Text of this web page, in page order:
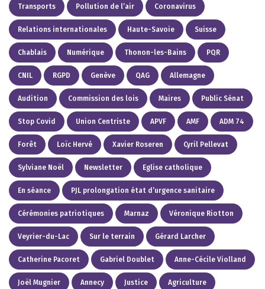
Transports Pollution de l’air Coronavirus
Relations internationales Haute-Savoie Suisse
Chablais Numérique Thonon-les-Bains PQR
CNIL RGPD Genève QAG Allemagne
Audition Commission des lois Maires Public Sénat
Stop Covid Union Centriste APVF AMF ADM 74
Forêt Loïc Hervé Xavier Roseren Cyril Pellevat
Sylviane Noël Newsletter Eglise catholique
En séance PJL prolongation état d’urgence sanitaire
Cérémonies patriotiques Marnaz Véronique Riotton
Veyrier-du-Lac Sur le terrain Gérard Larcher
Catherine Pacoret Gabriel Doublet Anne-Cécile Violland
Joël Mugnier Annecy Justice Agriculture